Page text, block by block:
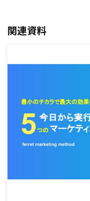
関連資料